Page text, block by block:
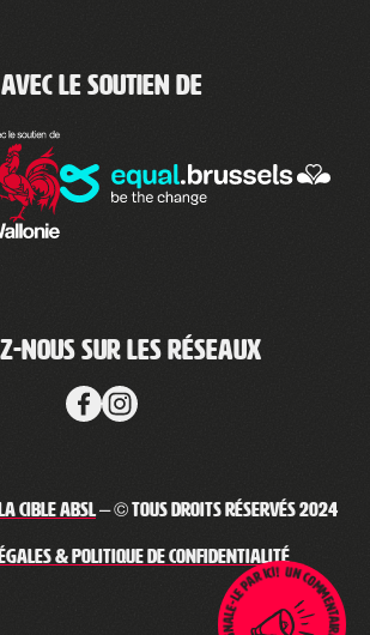
Avec le soutien de
nous sur les réseaux
Cible ABSL– © Tous droits réservés 2024
& Politique de confidentialité